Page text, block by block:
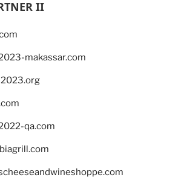
II
makassar.com
qa.com